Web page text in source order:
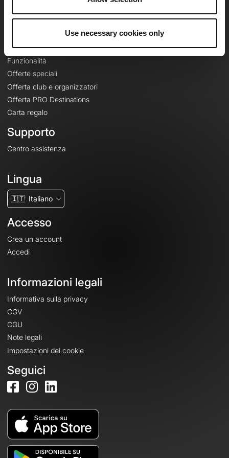
Use necessary cookies only
Le Mag'
Mappe di base topografiche
Funzionalità
Offerte speciali
Offerta club e organizzatori
Offerta PRO Destinations
Carta regalo
Supporto
Centro assistenza
Lingua
🇮🇹 Italiano
Accesso
Crea un account
Accedi
Informazioni legali
Informativa sulla privacy
CGV
CGU
Note legali
Impostazioni dei cookie
Seguici